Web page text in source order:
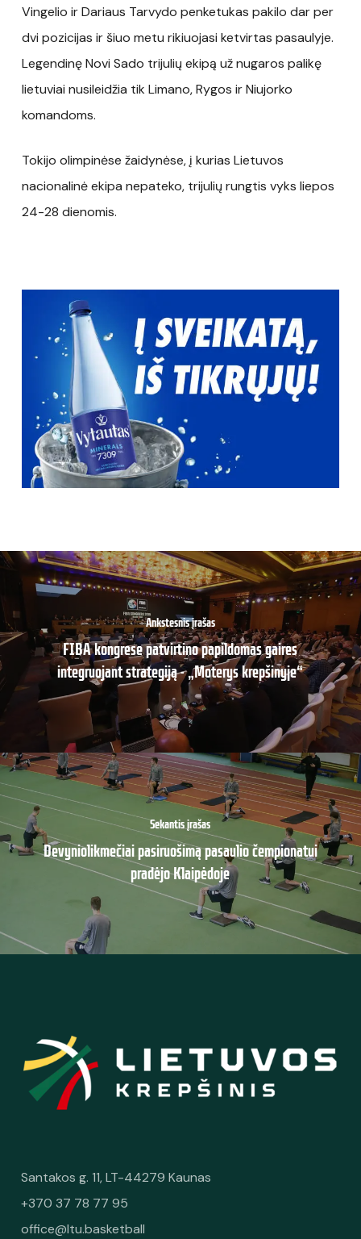
Vingelio ir Dariaus Tarvydo penketukas pakilo dar per
dvi pozicijas ir šiuo metu rikiuojasi ketvirtas pasaulyje.
Legendinę Novi Sado trijulių ekipą už nugaros palikę
lietuviai nusileidžia tik Limano, Rygos ir Niujorko
komandoms.
Tokijo olimpinėse žaidynėse, į kurias Lietuvos
nacionalinė ekipa nepateko, trijulių rungtis vyks liepos
24-28 dienomis.
Ankstesnis įrašas
FIBA kongrese patvirtino papildomas gaires
integruojant strategiją - „Moterys krepšinyje“
Sekantis įrašas
Devyniolikmečiai pasiruošimą pasaulio čempionatui
pradėjo Klaipėdoje
Santakos g. 11, LT-44279 Kaunas
+370 37 78 77 95
office@ltu.basketball